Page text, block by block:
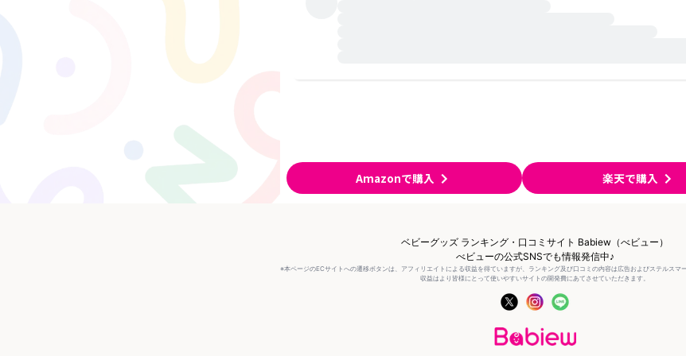
Amazonで購入 楽天で購入
ベビーグッズ ランキング・口コミサイト Babiew（べビュー）
べビューの公式SNSでも情報発信中♪
※本ページのECサイトへの遷移ボタンは、アフィリエイトによる収益を得ていますが、ランキング及び口コミの内容は広告およびステルスマ
収益はより皆様にとって使いやすいサイトの開発費にあてさせていただきます。